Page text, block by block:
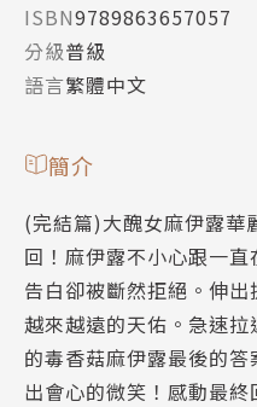
ISBN9789863657057
分級普級
語言繁體中文
簡介
(完結篇)大醜女麻伊露華
回！麻伊露不小心跟一
告白卻被斷然拒絕。伸
越來越遠的天佑。急速
的毒香菇麻伊露最後的
出會心的微笑！感動最終